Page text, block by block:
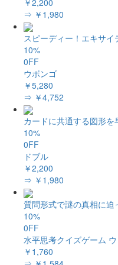
⇒ ￥1,980
スピーディー！エキサイ
10%
0FF
ウボンゴ
￥5,280
⇒ ￥4,752
カードに共通する図形
10%
0FF
ドブル
￥2,200
⇒ ￥1,980
質問形式で謎の真相に
10%
0FF
水平思考クイズゲーム
￥1,760